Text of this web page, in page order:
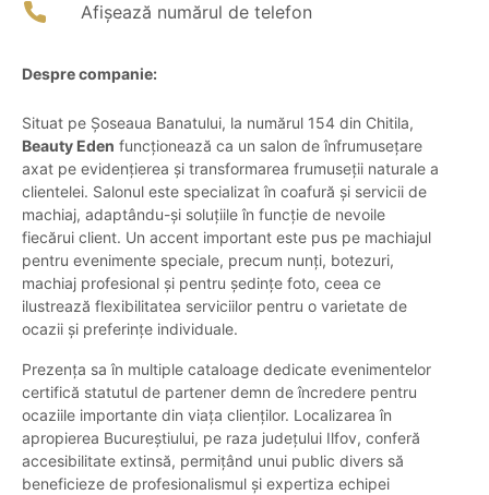
Afișează numărul de telefon
Despre companie:
Situat pe Șoseaua Banatului, la numărul 154 din Chitila,
Beauty Eden funcționează ca un salon de înfrumusețare
axat pe evidențierea și transformarea frumuseții naturale a
clientelei. Salonul este specializat în coafură și servicii de
machiaj, adaptându-și soluțiile în funcție de nevoile
fiecărui client. Un accent important este pus pe machiajul
pentru evenimente speciale, precum nunți, botezuri,
machiaj profesional și pentru ședințe foto, ceea ce
ilustrează flexibilitatea serviciilor pentru o varietate de
ocazii și preferințe individuale.
Prezența sa în multiple cataloage dedicate evenimentelor
certifică statutul de partener demn de încredere pentru
ocaziile importante din viața clienților. Localizarea în
apropierea Bucureștiului, pe raza județului Ilfov, conferă
accesibilitate extinsă, permițând unui public divers să
beneficieze de profesionalismul și expertiza echipei